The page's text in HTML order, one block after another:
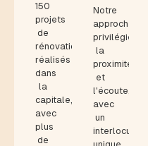
150
projets
de
rénovation
réalisés
dans
la
capitale,
avec
plus
de
Notre
approche
privilégie
la
proximité
et
l'écoute,
avec
un
interlocuteur